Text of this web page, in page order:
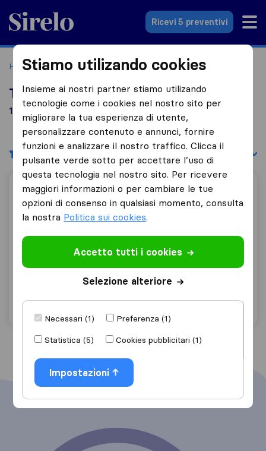
Sirelo.it
Ricevi 5 preventivi
Home Le 10 migliori aziende di traslochi in Italia
Top 10 traslocatori a Bra
1 aziende di traslochi trovate a Bra
Filtri Filtra per:
Traslochi F.Lli Dellavalle
10,0 6
Traslochi F.Lli Dellavalle
Bra
Stiamo utilizando cookies
Insieme ai nostri partner stiamo utilizando
tecnologie come i cookies nel nostro sito per
migliorare la tua esperienza di utente,
personalizzare contenuto e annunci, fornire
funzioni e analizzare il nostro traffico. Clicca il
pulsante verde sotto per accettare l’uso di
questa tecnologia nel nostro sito. Per ricevere
maggiori informazioni o per cambiare le tue
opzioni di consenso in qualsiasi momento, consulta
la nostra Politica sui cookies.
Accetto tutti i cookies
Selezione alteriore
Necessari (1)
Preferenza (1)
Statistica (5)
Cookies pubblicitari (1)
Impostazioni